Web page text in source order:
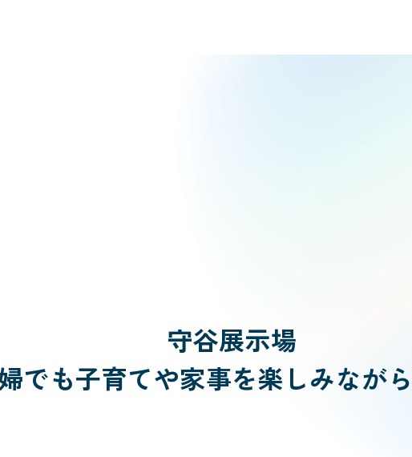
守谷展示場
でも子育てや家事を楽しみなが